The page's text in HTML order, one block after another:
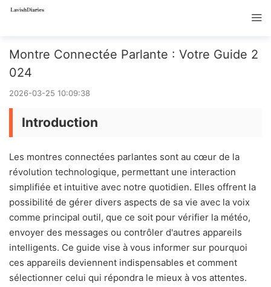
Montre Connectée Parlante : Votre Guide 2
024
2026-03-25 10:09:38
Introduction
Les montres connectées parlantes sont au cœur de la
révolution technologique, permettant une interaction
simplifiée et intuitive avec notre quotidien. Elles offrent la
possibilité de gérer divers aspects de sa vie avec la voix
comme principal outil, que ce soit pour vérifier la météo,
envoyer des messages ou contrôler d'autres appareils
intelligents. Ce guide vise à vous informer sur pourquoi
ces appareils deviennent indispensables et comment
sélectionner celui qui répondra le mieux à vos attentes.